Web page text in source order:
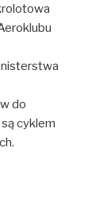
do
cyklem